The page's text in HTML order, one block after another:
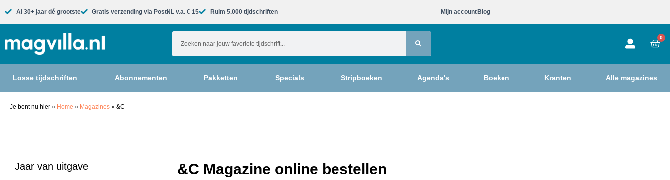
Al 30+ jaar dé grootste​ Gratis verzending via PostNL v.a. € 15 Ruim 5.000 tijdschriften​ Mijn account Blog
0
Losse tijdschriften Abonnementen Pakketten Specials Stripboeken Agenda's Boeken Kranten Alle magazines
Je bent nu hier » Home » Magazines » &C
Jaar van uitgave &C Magazine online bestellen